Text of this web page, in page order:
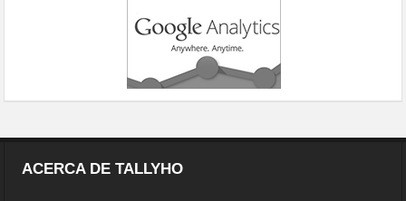
ACERCA DE TALLYHO